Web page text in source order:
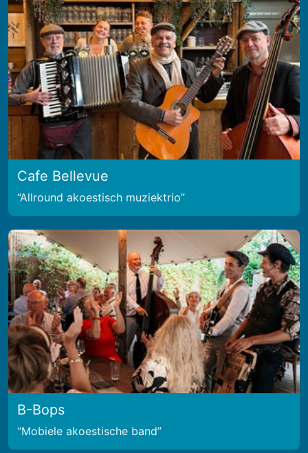
Cafe Bellevue
Allround akoestisch muziektrio
B-Bops
Mobiele akoestische band